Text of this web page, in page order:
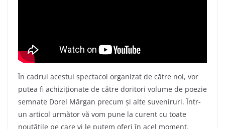
În cadrul acestui spectacol organizat de către noi, vor
putea fi achiziționate de către doritori volume de poezie
semnate Dorel Mărgan precum și alte suveniruri. Într-
un articol următor vă vom pune la curent cu toate
noutățile pe care vi le putem oferi în acel moment.